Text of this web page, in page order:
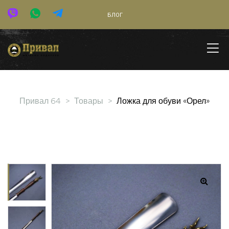
БЛОГ
Привал 64 > Товары > Ложка для обуви «Орел»